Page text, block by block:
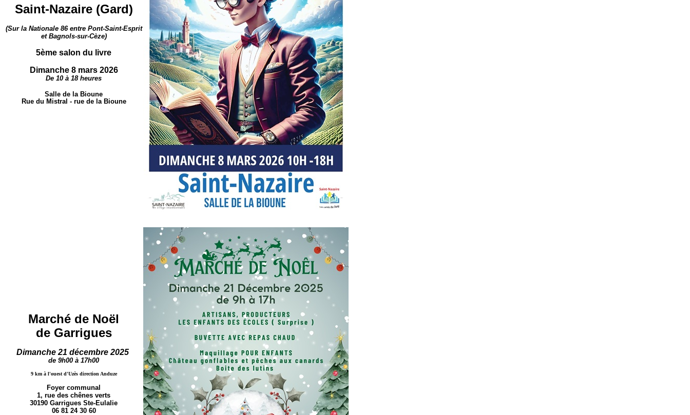
Saint-Nazaire (Gard)
(Sur la Nationale 86 entre Pont-Saint-Esprit
et Bagnols-sur-Cèze)
5ème salon du livre
Dimanche 8 mars 2026
De 10 à 18 heures
Salle de la Bioune
Rue du Mistral - rue de la Bioune
Marché de Noël
de Garrigues
Dimanche 21 décembre 2025
de 9h00 à 17h00
9 km à l'ouest d'Uzès direction Anduze
Foyer communal
1, rue des chênes verts
30190 Garrigues Ste-Eulalie
06 81 24 30 60